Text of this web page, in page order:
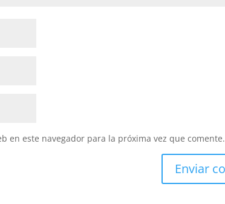
en este navegador para la próxima vez que comente.